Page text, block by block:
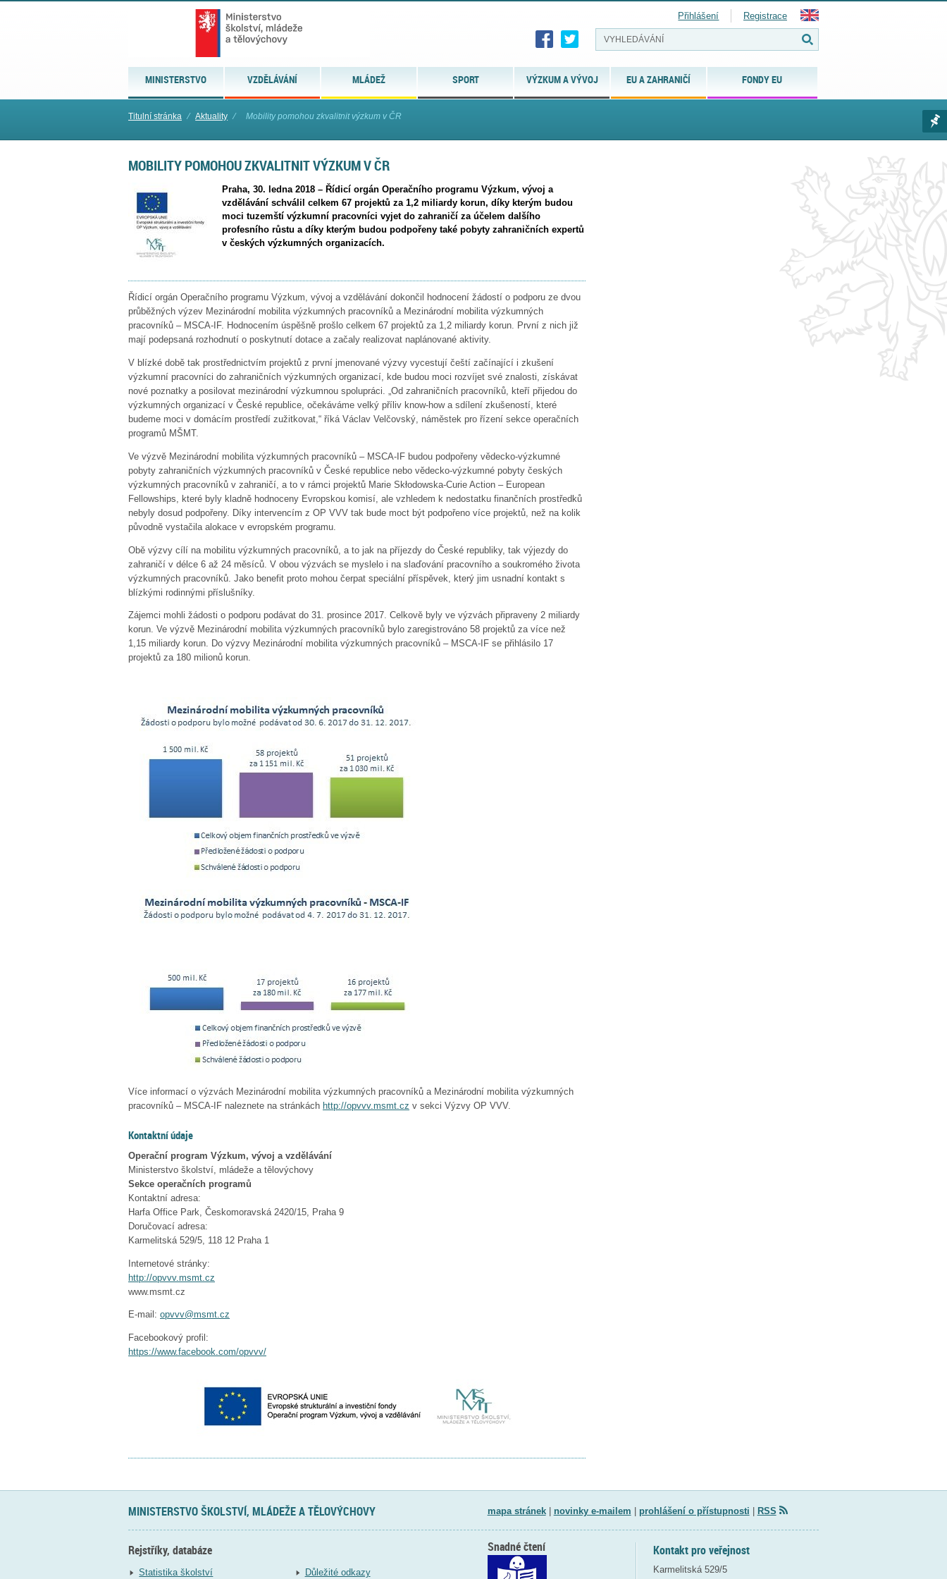
MINISTERSTVO VZDĚLÁVÁNÍ MLÁDEŽ SPORT VÝZKUM A VÝVOJ EU A ZAHRANIČÍ FONDY EU
Přihlášení Registrace
Titulní stránka ⁄ Aktuality ⁄ Mobility pomohou zkvalitnit výzkum v ČR
MOBILITY POMOHOU ZKVALITNIT VÝZKUM V ČR
Praha, 30. ledna 2018 – Řídicí orgán Operačního programu Výzkum, vývoj a
vzdělávání schválil celkem 67 projektů za 1,2 miliardy korun, díky kterým budou
moci tuzemští výzkumní pracovníci vyjet do zahraničí za účelem dalšího
profesního růstu a díky kterým budou podpořeny také pobyty zahraničních expertů
v českých výzkumných organizacích.
Řídicí orgán Operačního programu Výzkum, vývoj a vzdělávání dokončil hodnocení žádostí o podporu ze dvou
průběžných výzev Mezinárodní mobilita výzkumných pracovníků a Mezinárodní mobilita výzkumných
pracovníků – MSCA-IF. Hodnocením úspěšně prošlo celkem 67 projektů za 1,2 miliardy korun. První z nich již
mají podepsaná rozhodnutí o poskytnutí dotace a začaly realizovat naplánované aktivity.
V blízké době tak prostřednictvím projektů z první jmenované výzvy vycestují čeští začínající i zkušení
výzkumní pracovníci do zahraničních výzkumných organizací, kde budou moci rozvíjet své znalosti, získávat
nové poznatky a posilovat mezinárodní výzkumnou spolupráci. „Od zahraničních pracovníků, kteří přijedou do
výzkumných organizací v České republice, očekáváme velký příliv know-how a sdílení zkušeností, které
budeme moci v domácím prostředí zužitkovat,“ říká Václav Velčovský, náměstek pro řízení sekce operačních
programů MŠMT.
Ve výzvě Mezinárodní mobilita výzkumných pracovníků – MSCA-IF budou podpořeny vědecko-výzkumné
pobyty zahraničních výzkumných pracovníků v České republice nebo vědecko-výzkumné pobyty českých
výzkumných pracovníků v zahraničí, a to v rámci projektů Marie Skłodowska-Curie Action – European
Fellowships, které byly kladně hodnoceny Evropskou komisí, ale vzhledem k nedostatku finančních prostředků
nebyly dosud podpořeny. Díky intervencím z OP VVV tak bude moct být podpořeno více projektů, než na kolik
původně vystačila alokace v evropském programu.
Obě výzvy cílí na mobilitu výzkumných pracovníků, a to jak na příjezdy do České republiky, tak výjezdy do
zahraničí v délce 6 až 24 měsíců. V obou výzvách se myslelo i na slaďování pracovního a soukromého života
výzkumných pracovníků. Jako benefit proto mohou čerpat speciální příspěvek, který jim usnadní kontakt s
blízkými rodinnými příslušníky.
Zájemci mohli žádosti o podporu podávat do 31. prosince 2017. Celkově byly ve výzvách připraveny 2 miliardy
korun. Ve výzvě Mezinárodní mobilita výzkumných pracovníků bylo zaregistrováno 58 projektů za více než
1,15 miliardy korun. Do výzvy Mezinárodní mobilita výzkumných pracovníků – MSCA-IF se přihlásilo 17
projektů za 180 milionů korun.
Více informací o výzvách Mezinárodní mobilita výzkumných pracovníků a Mezinárodní mobilita výzkumných
pracovníků – MSCA-IF naleznete na stránkách http://opvvv.msmt.cz v sekci Výzvy OP VVV.
Kontaktní údaje
Operační program Výzkum, vývoj a vzdělávání
Ministerstvo školství, mládeže a tělovýchovy
Sekce operačních programů
Kontaktní adresa:
Harfa Office Park, Českomoravská 2420/15, Praha 9
Doručovací adresa:
Karmelitská 529/5, 118 12 Praha 1
Internetové stránky:
http://opvvv.msmt.cz
www.msmt.cz
E-mail: opvvv@msmt.cz
Facebookový profil:
https://www.facebook.com/opvvv/
MINISTERSTVO ŠKOLSTVÍ, MLÁDEŽE A TĚLOVÝCHOVY mapa stránek| novinky e-mailem prohlášení o přístupnosti RSS
Rejstříky, databáze
Statistika školství Důležité odkazy
Kontakt pro veřejnost
Karmelitská 529/5
Snadné čtení